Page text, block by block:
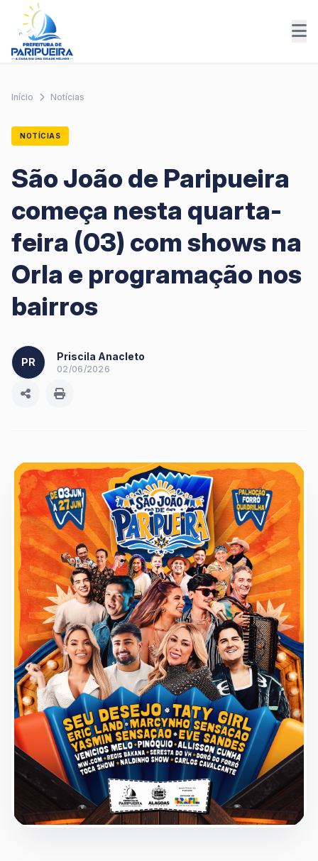
Início Notícias
NOTÍCIAS
São João de Paripueira
começa nesta quarta-
feira (03) com shows na
Orla e programação nos
bairros
PR Priscila Anacleto
02/06/2026